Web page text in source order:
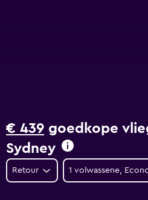
€ 439 goedkope
Sydney
Retour 1 volwassene,